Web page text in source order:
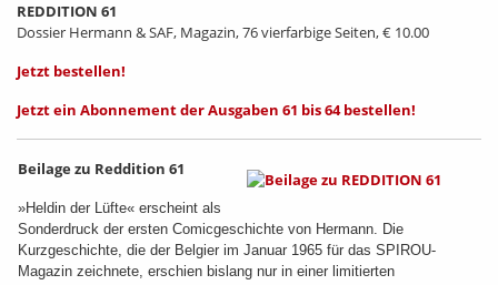
REDDITION 61
Dossier Hermann & SAF, Magazin, 76 vierfarbige Seiten, € 10.00
Jetzt bestellen!
Jetzt ein Abonnement der Ausgaben 61 bis 64 bestellen!
Beilage zu Reddition 61
»Heldin der Lüfte« erscheint als
Sonderdruck der ersten Comicgeschichte von Hermann. Die
Kurzgeschichte, die der Belgier im Januar 1965 für das SPIROU-
Magazin zeichnete, erschien bislang nur in einer limitierten